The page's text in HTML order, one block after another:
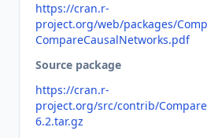
https://cran.r-
project.org/web/packages/
CompareCausalNetworks.pdf
Source package
https://cran.r-
project.org/src/contrib/
6.2.tar.gz